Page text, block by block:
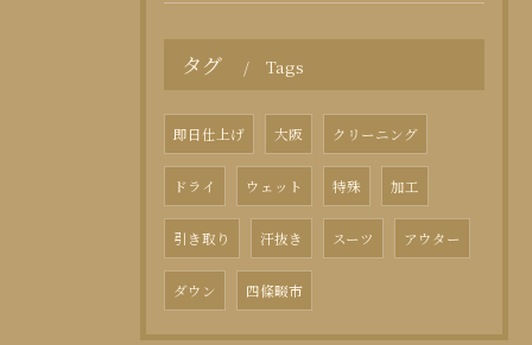
タグ Tags
即日仕上げ 大阪 クリーニング
ドライ ウェット 特殊 加工
引き取り 汗抜き スーツ アウター
ダウン 四條畷市